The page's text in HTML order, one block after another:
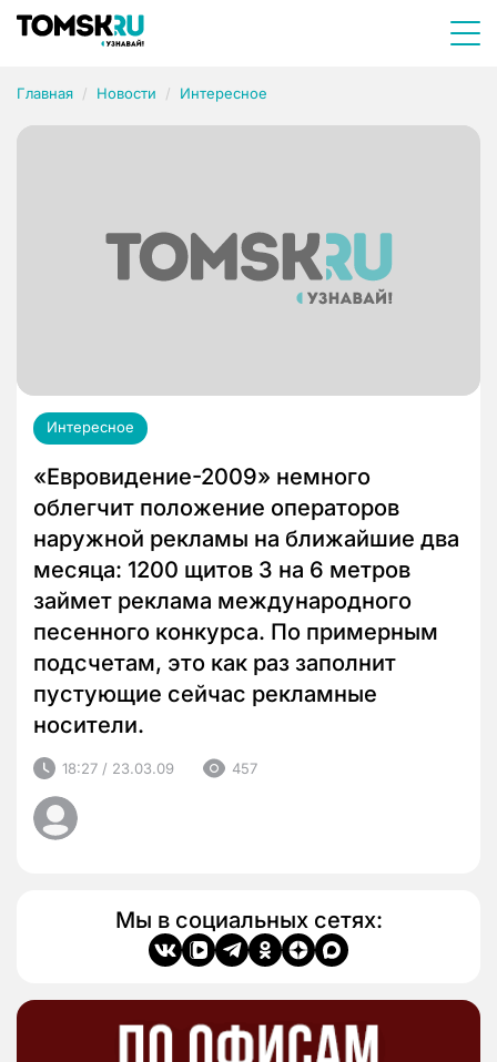
Главная Новости Интересное
Интересное
«Евровидение-2009» немного
облегчит положение операторов
наружной рекламы на ближайшие два
месяца: 1200 щитов 3 на 6 метров
займет реклама международного
песенного конкурса. По примерным
подсчетам, это как раз заполнит
пустующие сейчас рекламные
носители.
18:27 / 23.03.09 457
Мы в социальных сетях: